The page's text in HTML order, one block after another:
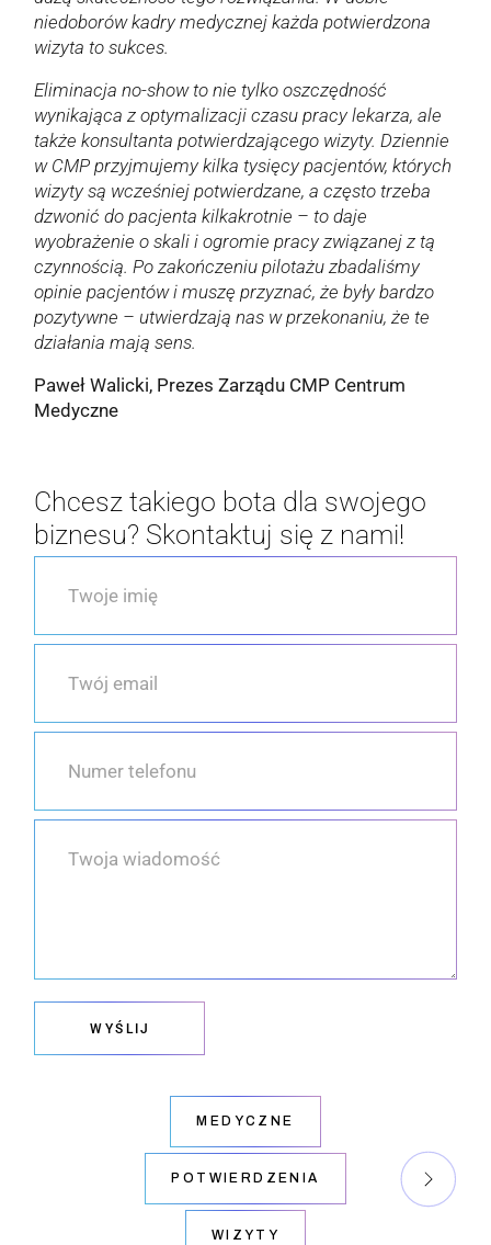
niedoborów kadry medycznej każda potwierdzona
wizyta to sukces.
Eliminacja no-show to nie tylko oszczędność
wynikająca z optymalizacji czasu pracy lekarza, ale
także konsultanta potwierdzającego wizyty. Dziennie
w CMP przyjmujemy kilka tysięcy pacjentów, których
wizyty są wcześniej potwierdzane, a często trzeba
dzwonić do pacjenta kilkakrotnie – to daje
wyobrażenie o skali i ogromie pracy związanej z tą
czynnością. Po zakończeniu pilotażu zbadaliśmy
opinie pacjentów i muszę przyznać, że były bardzo
pozytywne – utwierdzają nas w przekonaniu, że te
działania mają sens.
Paweł Walicki, Prezes Zarządu CMP Centrum
Medyczne
Chcesz takiego bota dla swojego
biznesu? Skontaktuj się z nami!
WYŚLIJ
MEDYCZNE
POTWIERDZENIA
WIZYTY